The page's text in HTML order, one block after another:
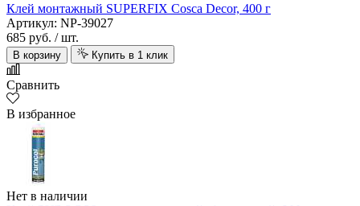
Клей монтажный SUPERFIX Cosca Decor, 400 г
Артикул: NP-39027
685 руб. / шт.
В корзину Купить в 1 клик
Сравнить
В избранное
Нет в наличии